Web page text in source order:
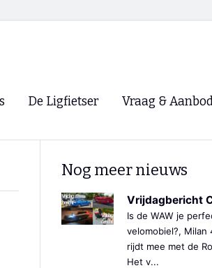
De Ligfietser
Ligfietsvereninging NVHPV
Lokale Fietsverenigingen
Vraag &
Nog meer nieuws
Vrijdagbericht
Is de WAW je
velomobiel?, Milan
rijdt mee met de
Het v...